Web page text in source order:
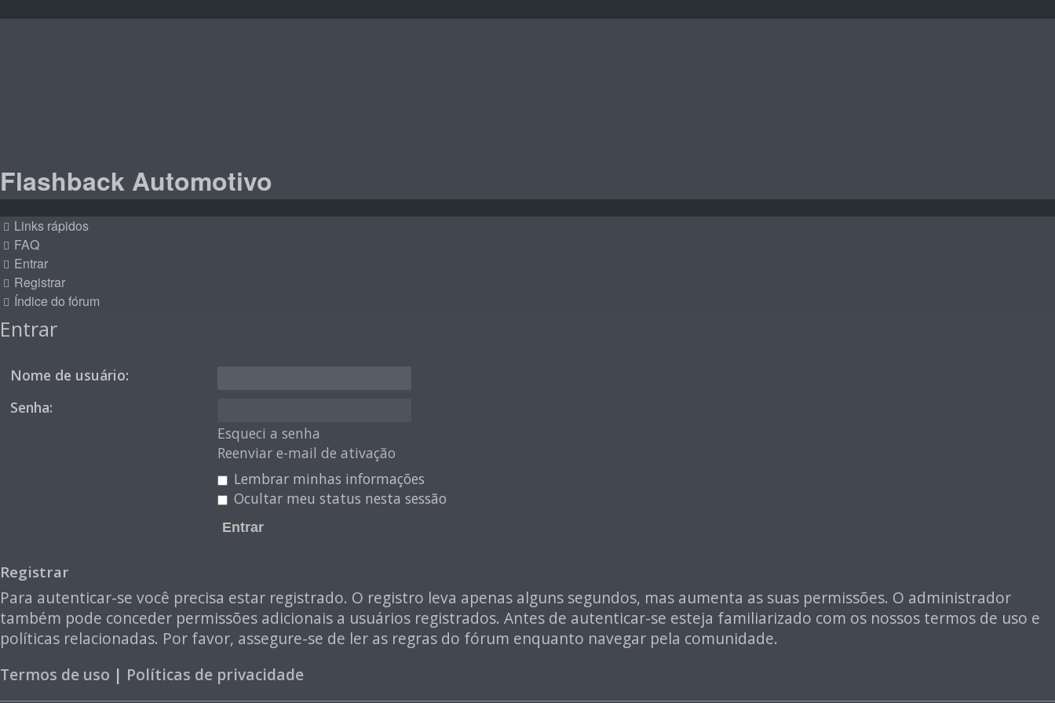
Flashback Automotivo
Links rápidos
FAQ
Entrar
Registrar
Índice do fórum
Entrar
Nome de usuário:
Senha:
Esqueci a senha
Reenviar e-mail de ativação
Lembrar minhas informações
Ocultar meu status nesta sessão
Registrar
Para autenticar-se você precisa estar registrado. O registro leva apenas alguns segundos, mas aumenta as suas permissões. O administrador
também pode conceder permissões adicionais a usuários registrados. Antes de autenticar-se esteja familiarizado com os nossos termos de uso e
políticas relacionadas. Por favor, assegure-se de ler as regras do fórum enquanto navegar pela comunidade.
Termos de uso | Políticas de privacidade